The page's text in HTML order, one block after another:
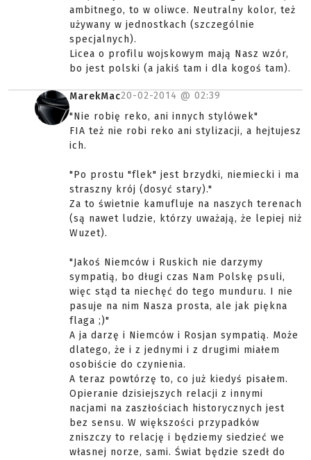
ambitnego, to w oliwce. Neutralny kolor, też
używany w jednostkach (szczególnie
specjalnych).
Licea o profilu wojskowym mają Nasz wzór,
bo jest polski (a jakiś tam i dla kogoś tam).
MarekMac20-02-2014 @ 02:39
"Nie robię reko, ani innych stylówek"
FIA też nie robi reko ani stylizacji, a hejtujesz
ich.
"Po prostu "flek" jest brzydki, niemiecki i ma
straszny krój (dosyć stary)."
Za to świetnie kamufluje na naszych terenach
(są nawet ludzie, którzy uważają, że lepiej niż
Wuzet).
"Jakoś Niemców i Ruskich nie darzymy
sympatią, bo długi czas Nam Polskę psuli,
więc stąd ta niechęć do tego munduru. I nie
pasuje na nim Nasza prosta, ale jak piękna
flaga ;)"
A ja darzę i Niemców i Rosjan sympatią. Może
dlatego, że i z jednymi i z drugimi miałem
osobiście do czynienia.
A teraz powtórzę to, co już kiedyś pisałem.
Opieranie dzisiejszych relacji z innymi
nacjami na zaszłościach historycznych jest
bez sensu. W większości przypadków
zniszczy to relację i będziemy siedzieć we
własnej norze, sami. Świat będzie szedł do